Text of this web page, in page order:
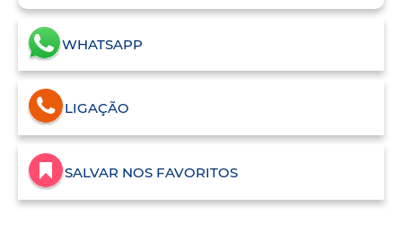
WHATSAPP
LIGAÇÃO
SALVAR NOS FAVORITOS